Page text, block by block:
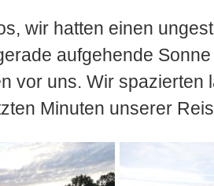
wir hatten einen
aufgehende
vor uns. Wir spazierten
Minuten unserer